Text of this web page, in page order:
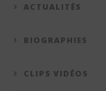
ACTUALITÉS
BIOGRAPHIES
CLIPS VIDÉOS